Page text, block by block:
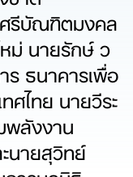
รีบัณฑิตมงคล
ม่ นายรักษ์ ว
ธนาคารเพื่อ
ศไทย นายวีระ
พลังงาน
นายสุวิทย์